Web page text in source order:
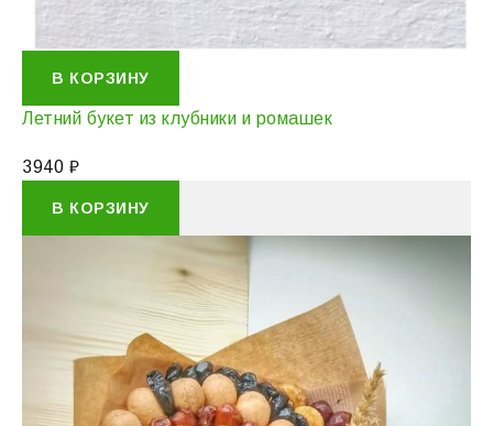
В КОРЗИНУ
Летний букет из клубники и ромашек
3940 ₽
В КОРЗИНУ